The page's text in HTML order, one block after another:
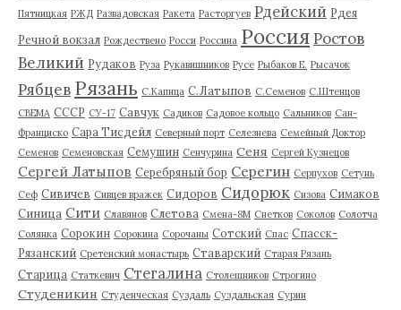
Пятницкая РЖД Развадовская Ракета Расторгуев Рдейский Рдея
Речной вокзал Рождествено Росси Россина Россия Ростов
Великий Рудаков Руза Рукавишников Русе Рыбаков Е. Рысачок
Рябцев Рязань С.Капица С.Латыпов С.Семенов С.Штенцов
СВЕМА СССР СУ-17 Савчук Садиков Садовое кольцо Сальников Сан-
Франциско Сара Тисдейл Северный порт Селезнева Семейный Доктор
Семенов Семеновская Семушин Сенчурина Сеня Сергей Кузнецов
Сергей Латыпов Серебряный бор Серегин Серпухов Сетунь
Сеф Сивичев Сивцев вражек Сидоров Сидорюк Сизова Симаков
Синица Сити Славянов Слетова Смена-8М Снетков Соколов Солотча
Солянка Сорокин Сорокина Сорочаны Сотский Спас Спасск-
Рязанский Сретенский монастырь Ставарский Старая Рязань
Старица Статкевич Стегалина Столешников Строгино
Студеникин Студенческая Суздаль Суздальская Сурин